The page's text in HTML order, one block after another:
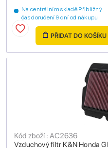
Na centrálním skladě Přibližný
čas doručení 9 dní od nákupu
PŘIDAT DO KOŠÍKU
Vzduchový filtr K&N Honda
Kód zboží : AC2636